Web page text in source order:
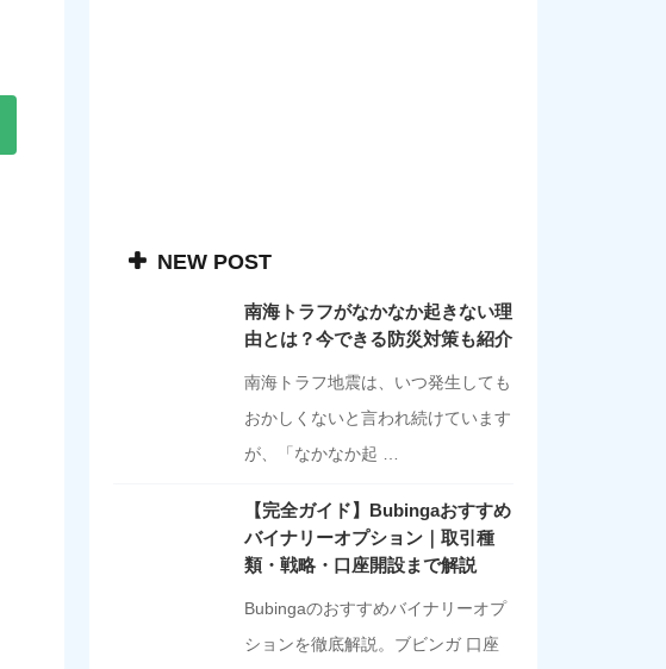
NEW POST
南海トラフがなかなか起きない理
由とは？今できる防災対策も紹介
南海トラフ地震は、いつ発生しても
おかしくないと言われ続けています
が、「なかなか起 …
【完全ガイド】Bubingaおすすめ
バイナリーオプション｜取引種
類・戦略・口座開設まで解説
Bubingaのおすすめバイナリーオプ
ションを徹底解説。ブビンガ 口座